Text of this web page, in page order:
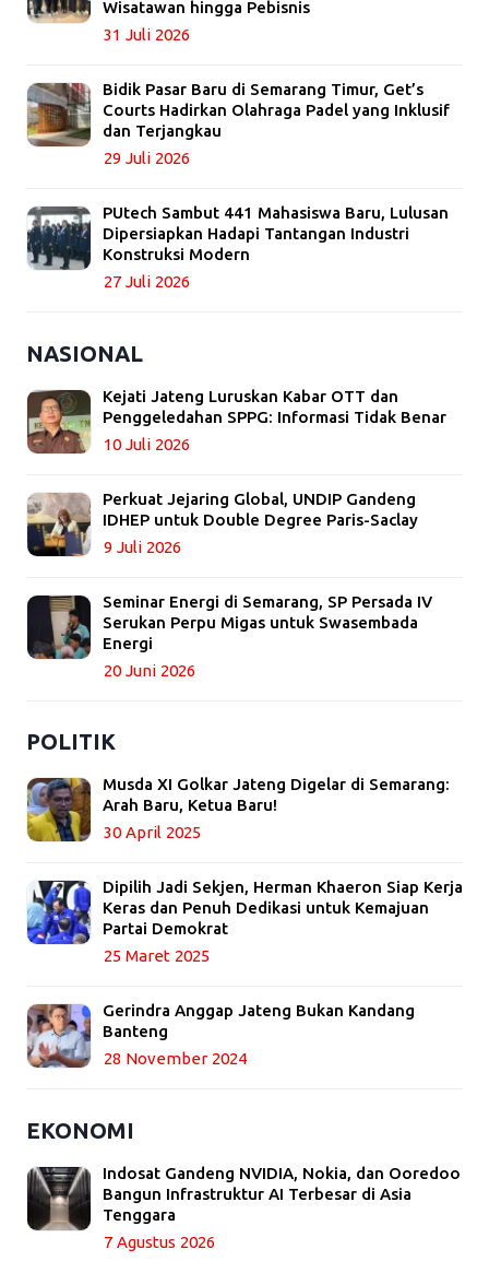
Wisatawan hingga Pebisnis
31 Juli 2026
Bidik Pasar Baru di Semarang Timur, Get’s
Courts Hadirkan Olahraga Padel yang Inklusif
dan Terjangkau
29 Juli 2026
PUtech Sambut 441 Mahasiswa Baru, Lulusan
Dipersiapkan Hadapi Tantangan Industri
Konstruksi Modern
27 Juli 2026
NASIONAL
Kejati Jateng Luruskan Kabar OTT dan
Penggeledahan SPPG: Informasi Tidak Benar
10 Juli 2026
Perkuat Jejaring Global, UNDIP Gandeng
IDHEP untuk Double Degree Paris-Saclay
9 Juli 2026
Seminar Energi di Semarang, SP Persada IV
Serukan Perpu Migas untuk Swasembada
Energi
20 Juni 2026
POLITIK
Musda XI Golkar Jateng Digelar di Semarang:
Arah Baru, Ketua Baru!
30 April 2025
Dipilih Jadi Sekjen, Herman Khaeron Siap Kerja
Keras dan Penuh Dedikasi untuk Kemajuan
Partai Demokrat
25 Maret 2025
Gerindra Anggap Jateng Bukan Kandang
Banteng
28 November 2024
EKONOMI
Indosat Gandeng NVIDIA, Nokia, dan Ooredoo
Bangun Infrastruktur AI Terbesar di Asia
Tenggara
7 Agustus 2026